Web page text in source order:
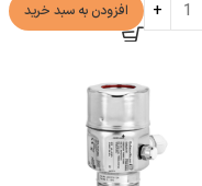
افزودن به سبد خرید